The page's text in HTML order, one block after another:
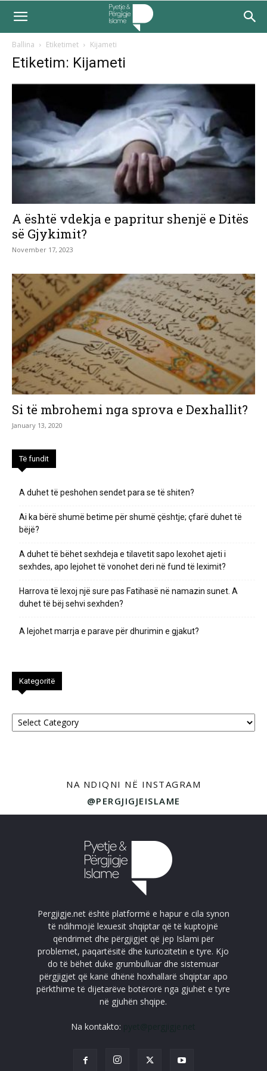
Ballina Etiketimet Kijameti
Etiketim: Kijameti
A është vdekja e papritur shenjë e Ditës
së Gjykimit?
November 17, 2023
Si të mbrohemi nga sprova e Dexhallit?
January 13, 2020
Të fundit
A duhet të peshohen sendet para se të shiten?
Ai ka bërë shumë betime për shumë çështje; çfarë duhet të
bëjë?
A duhet të bëhet sexhdeja e tilavetit sapo lexohet ajeti i
sexhdes, apo lejohet të vonohet deri në fund të leximit?
Harrova të lexoj një sure pas Fatihasë në namazin sunet. A
duhet të bëj sehvi sexhden?
A lejohet marrja e parave për dhurimin e gjakut?
Kategoritë
Kategoritë
NA NDIQNI NË INSTAGRAM
@PERGJIGJEISLAME
Pergjigje.net është platformë e hapur e cila synon
të ndihmojë lexuesit shqiptar që të kuptojnë
qëndrimet dhe përgjigjet që jep Islami për
problemet, paqartësitë dhe kuriozitetin e tyre. Kjo
do të bëhet duke grumbulluar dhe sistemuar
përgjigjet që kanë dhënë hoxhallarë shqiptar apo
përkthime të dijetarëve botërorë nga gjuhët e tyre
në gjuhën shqipe.
Na kontakto: